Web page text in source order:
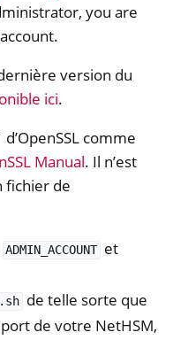
you are
version du
ici.
comme
Manual. Il n’est
fichier de
ADMIN_ACCOUNT et
de telle sorte que
de votre NetHSM,